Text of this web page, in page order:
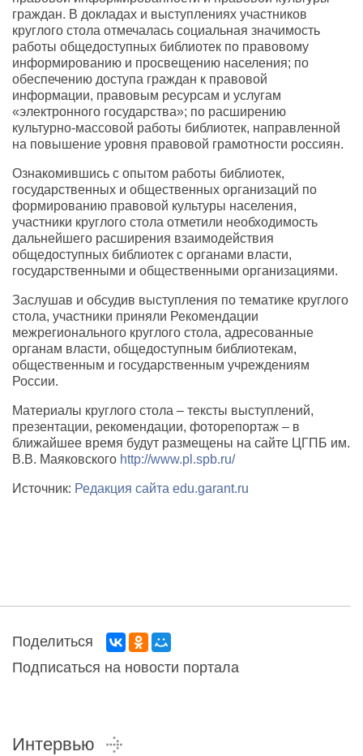
граждан. В докладах и выступлениях участников
круглого стола отмечалась социальная значимость
работы общедоступных библиотек по правовому
информированию и просвещению населения; по
обеспечению доступа граждан к правовой
информации, правовым ресурсам и услугам
«электронного государства»; по расширению
культурно-массовой работы библиотек, направленной
на повышение уровня правовой грамотности россиян.
Ознакомившись с опытом работы библиотек,
государственных и общественных организаций по
формированию правовой культуры населения,
участники круглого стола отметили необходимость
дальнейшего расширения взаимодействия
общедоступных библиотек с органами власти,
государственными и общественными организациями.
Заслушав и обсудив выступления по тематике круглого
стола, участники приняли Рекомендации
межрегионального круглого стола, адресованные
органам власти, общедоступным библиотекам,
общественным и государственным учреждениям
России.
Материалы круглого стола – тексты выступлений,
презентации, рекомендации, фоторепортаж – в
ближайшее время будут размещены на сайте ЦГПБ им.
В.В. Маяковского http://www.pl.spb.ru/
Источник: Редакция сайта edu.garant.ru
Поделиться
Подписаться на новости портала
Интервью